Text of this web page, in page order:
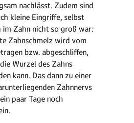
nachlässt. Zudem sind
kleine Eingriffe, selbst
im Zahn nicht so groß war:
Zahnschmelz wird vom
bzw. abgeschliffen,
Wurzel des Zahns
kann. Das dann zu einer
Zahnnervs
paar Tage noch